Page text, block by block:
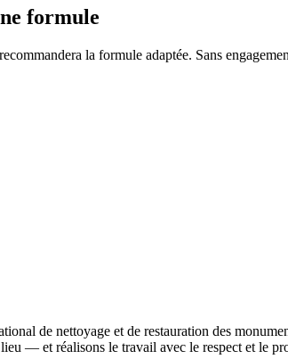
formule
la formule adaptée. Sans
de nettoyage et de restauration des
— et réalisons le travail avec le respect et le